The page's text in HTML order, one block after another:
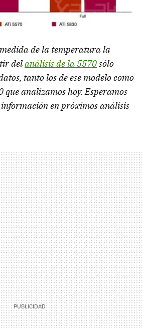
de la temperatura la
delanálisis de la 5570sólo
tanto los de ese modelo como
que analizamos hoy. Esperamos
en próximos análisis